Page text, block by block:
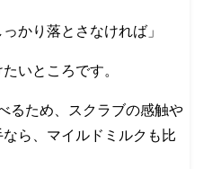
かり落とさなければ」
いところです。
るため、スクラブの感触や
ら、マイルドミルクも比